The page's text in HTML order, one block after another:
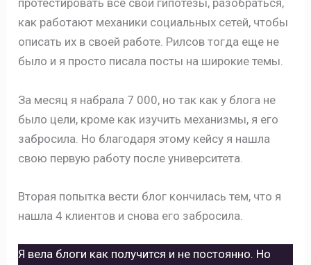
протестировать все свои гипотезы, разобраться,
как работают механики социальных сетей, чтобы
описать их в своей работе. Рилсов тогда еще не
было и я просто писала посты на широкие темы.
За месяц я набрала 7 000, но так как у блога не
было цели, кроме как изучить механизмы, я его
забросила. Но благодаря этому кейсу я нашла
свою первую работу после университета.
Вторая попытка вести блог кончилась тем, что я
нашла 4 клиентов и снова его забросила.
Я вела блоги как получится и не постоянно. Но